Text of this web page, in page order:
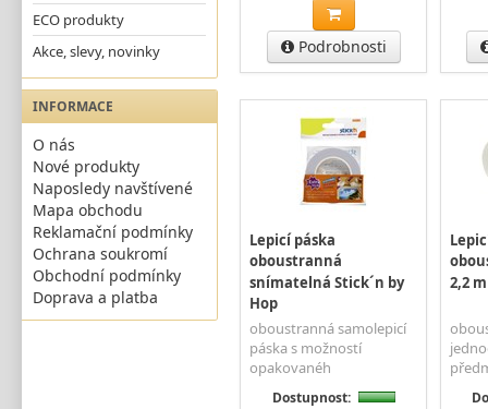
ECO produkty
Akce, slevy, novinky
INFORMACE
O nás
Nové produkty
Naposledy navštívené
Mapa obchodu
Reklamační podmínky
Ochrana soukromí
Obchodní podmínky
Doprava a platba
Podrobnosti
Lepicí páska
oboustranná
snímatelná Stick´n by
Hop
oboustranná samolepicí
páska s možností
opakovanéh
Dostupnost:
2,2 m